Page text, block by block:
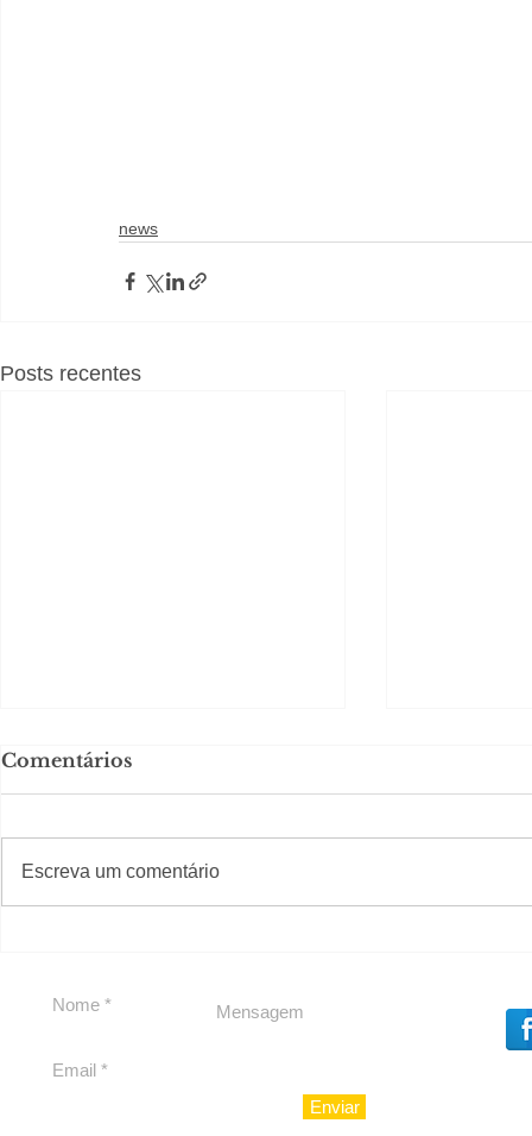
news
Posts recentes
reforçam apoio a
Cláudio Mitidieri
Comentários
Escreva um comentário
#Sugestões
Enviar